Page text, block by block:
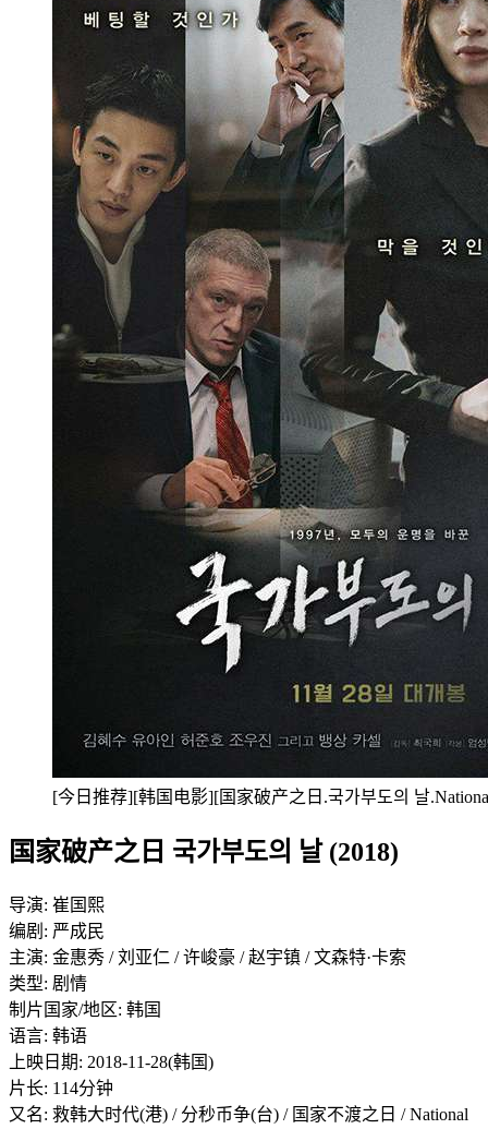
[今日推荐][韩国电影][国家破产之日.국가부도의 날
国家破产之日 국가부도의 날 (2018)
导演: 崔国熙
编剧: 严成民
主演: 金惠秀 / 刘亚仁 / 许峻豪 / 赵宇镇 / 文森特·卡索
类型: 剧情
制片国家/地区: 韩国
语言: 韩语
上映日期: 2018-11-28(韩国)
片长: 114分钟
又名: 救韩大时代(港) / 分秒币争(台) / 国家不渡之日 / National